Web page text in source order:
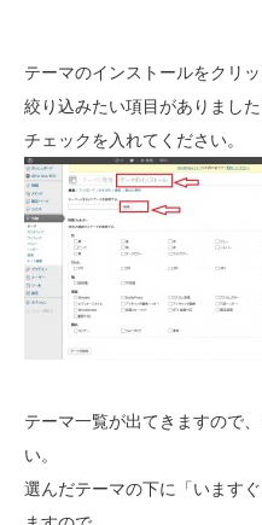
テーマのインストールをクリ
絞り込みたい項目がありまし
チェックを入れてください。
テーマ一覧が出てきますので
い。
選んだテーマの下に「います